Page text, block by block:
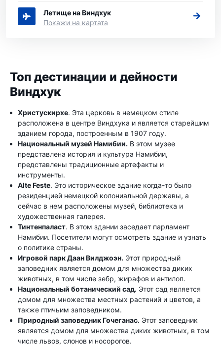
Летище на Виндхук
Покажи на картата
Топ дестинации и дейности
Виндхук
Христускирхе. Эта церковь в немецком стиле
расположена в центре Виндхука и является старейшим
зданием города, построенным в 1907 году.
Национальный музей Намибии. В этом музее
представлена ​​история и культура Намибии,
представлены традиционные артефакты и
инструменты.
Alte Feste. Это историческое здание когда-то было
резиденцией немецкой колониальной державы, а
сейчас в нем расположены музей, библиотека и
художественная галерея.
Тинтенпаласт. В этом здании заседает парламент
Намибии. Посетители могут осмотреть здание и узнать
о политике страны.
Игровой парк Даан Вилджоэн. Этот природный
заповедник является домом для множества диких
животных, в том числе зебр, жирафов и антилоп.
Национальный ботанический сад. Этот сад является
домом для множества местных растений и цветов, а
также птичьим заповедником.
Природный заповедник Гочеганас. Этот заповедник
является домом для множества диких животных, в том
числе львов, слонов и носорогов.